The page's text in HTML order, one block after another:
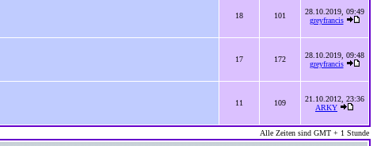
18 101
28.10.2019, 09:49
greyfrancis
17 172
28.10.2019, 09:48
greyfrancis
11 109
21.10.2012, 23:36
ARKY
Alle Zeiten sind GMT + 1 Stunde